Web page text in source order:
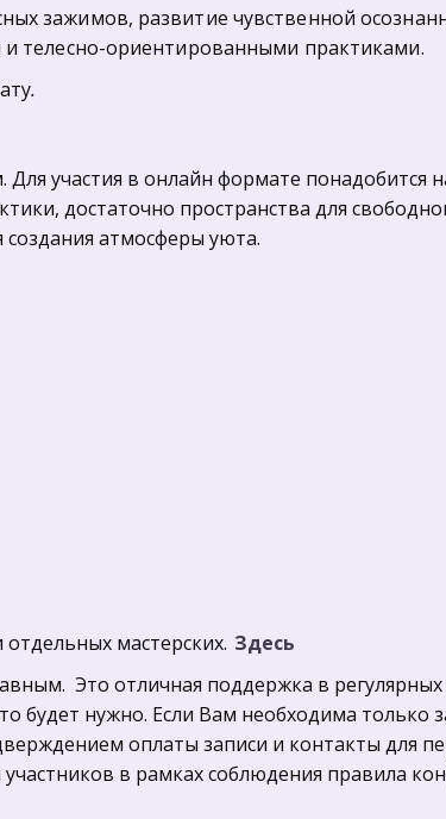
зажимов, развитие чувственной
телесно-ориентированными практиками.
.
участия в онлайн формате понадобится
достаточно пространства для
атмосферы уюта.
мастерских. Здесь
Это отличная поддержка в
будет нужно. Если Вам необходима только
оплаты записи и контакты для
в рамках соблюдения правила